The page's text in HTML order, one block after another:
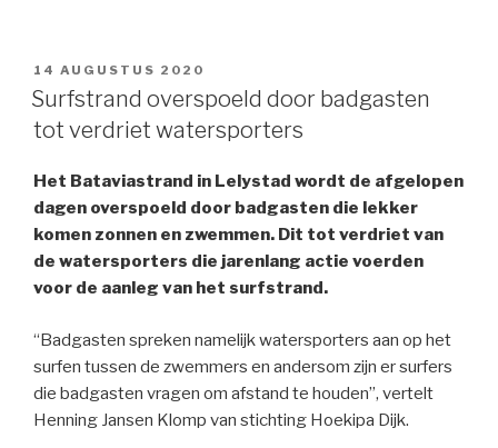
GEPLAATST
OP
14 AUGUSTUS 2020
Surfstrand overspoeld door badgasten
tot verdriet watersporters
Het Bataviastrand in Lelystad wordt de afgelopen
dagen overspoeld door badgasten die lekker
komen zonnen en zwemmen. Dit tot verdriet van
de watersporters die jarenlang actie voerden
voor de aanleg van het surfstrand.
“Badgasten spreken namelijk watersporters aan op het
surfen tussen de zwemmers en andersom zijn er surfers
die badgasten vragen om afstand te houden”, vertelt
Henning Jansen Klomp van stichting Hoekipa Dijk.